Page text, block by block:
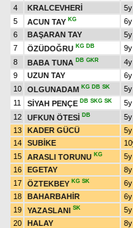
4
KRALCEVHERİ
5
ACUN TAY KG
6
BAŞARAN TAY
7
ÖZÜDOĞRU KG DB
8
BABA TUNA DB GKR
9
UZUN TAY
10
OLGUNADAM KG DB SK
11
SİYAH PENÇE DB SKG SK
12
UFKUN ÖTESİ DB
13
KADER GÜCÜ
14
SUBİKE
15
ARASLI TORUNU KG
16
EGETAY
17
ÖZTEKBEY KG SK
18
BAHARBAHİR
19
YAZASLANI SK
20
HALAY